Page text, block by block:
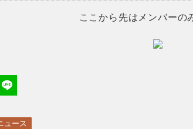
ここから先はメンバーの
ュース